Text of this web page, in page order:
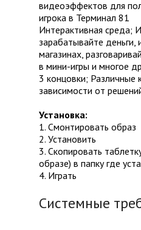
видеоэффектов для
игрока в Терминал 81
Интерактивная среда;
зарабатывайте деньги,
магазинах,
в мини-игры и многое
3 концовки; Различные
зависимости от
Установка:
1. Смонтировать образ
2. Установить
3. Скопировать
образе) в папку где
4. Играть
Системные